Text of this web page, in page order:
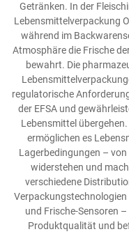
Getränken. In der
Lebensmittelverpackung
während im
Atmosphäre die Frische
bewahrt. Die
regulatorische
der EFSA und
Lebensmittel
ermöglichen es
Lagerbedingungen –
widerstehen und
verschiedene
und Frische-Sensoren
Produktqualität und